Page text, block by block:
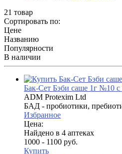
21 товар
Сортировать по:
Цене
Названию
Популярности
В наличии
Бак-Сет Бэби саше 1г №10
ADM Protexim Ltd
БАД - пробиотики,
Избранное
Цена:
Найдено в 4 аптеках
1000 - 1100 руб.
Купить